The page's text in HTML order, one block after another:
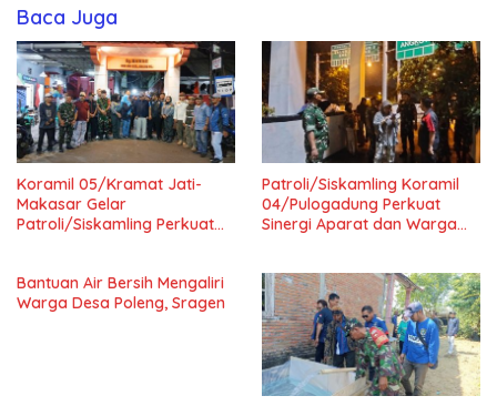
Baca Juga
Koramil 05/Kramat Jati-
Makasar Gelar
Patroli/Siskamling Perkuat
Patroli/Siskamling Koramil
04/Pulogadung Perkuat
Sinergi Aparat dan Warga
Bantuan Air Bersih Mengaliri
Warga Desa Poleng, Sragen